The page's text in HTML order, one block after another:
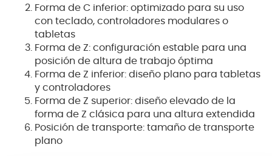
Forma de C inferior: optimizado para su uso
con teclado, controladores modulares o
tabletas
Forma de Z: configuración estable para una
posición de altura de trabajo óptima
Forma de Z inferior: diseño plano para tabletas
y controladores
Forma de Z superior: diseño elevado de la
forma de Z clásica para una altura extendida
Posición de transporte: tamaño de transporte
plano